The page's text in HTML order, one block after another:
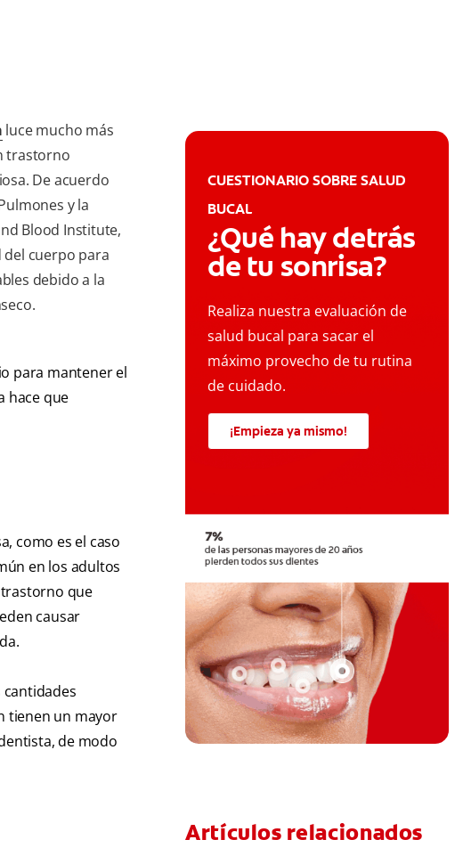
luce mucho más
trastorno
De acuerdo
y la
Blood Institute,
del cuerpo para
debido a la
para mantener el
hace que
como es el caso
en los adultos
que
causar
tienen un mayor
de modo
CUESTIONARIO SOBRE SALUD
BUCAL
¿Qué hay detrás
de tu sonrisa?
Realiza nuestra evaluación de
salud bucal para sacar el
máximo provecho de tu rutina
de cuidado.
¡Empieza ya mismo!
Artículos relacionados